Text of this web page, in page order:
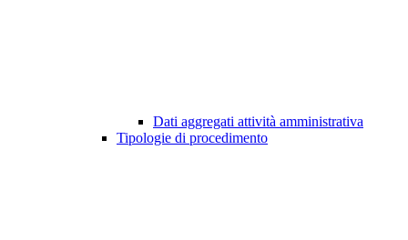
Dati aggregati attività amministrativa
Tipologie di procedimento